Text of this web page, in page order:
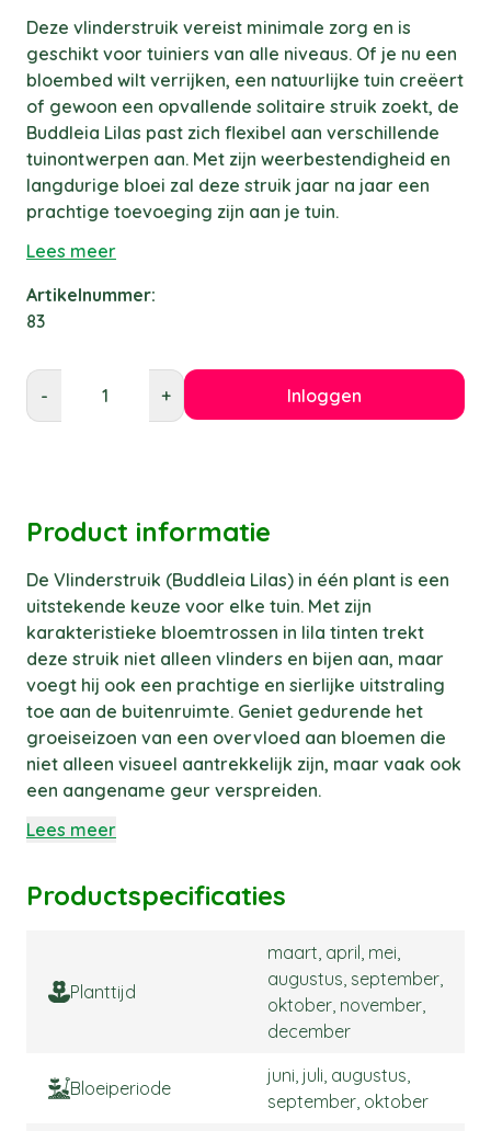
Deze vlinderstruik vereist minimale zorg en is
geschikt voor tuiniers van alle niveaus. Of je nu een
bloembed wilt verrijken, een natuurlijke tuin creëert
of gewoon een opvallende solitaire struik zoekt, de
Buddleia Lilas past zich flexibel aan verschillende
tuinontwerpen aan. Met zijn weerbestendigheid en
langdurige bloei zal deze struik jaar na jaar een
prachtige toevoeging zijn aan je tuin.
Lees meer
Artikelnummer:
83
- + Inloggen
Product informatie
De Vlinderstruik (Buddleia Lilas) in één plant is een
uitstekende keuze voor elke tuin. Met zijn
karakteristieke bloemtrossen in lila tinten trekt
deze struik niet alleen vlinders en bijen aan, maar
voegt hij ook een prachtige en sierlijke uitstraling
toe aan de buitenruimte. Geniet gedurende het
groeiseizoen van een overvloed aan bloemen die
niet alleen visueel aantrekkelijk zijn, maar vaak ook
een aangename geur verspreiden.
Lees meer
Productspecificaties
Planttijd
maart, april, mei,
augustus, september,
oktober, november,
december
Bloeiperiode
juni, juli, augustus,
september, oktober